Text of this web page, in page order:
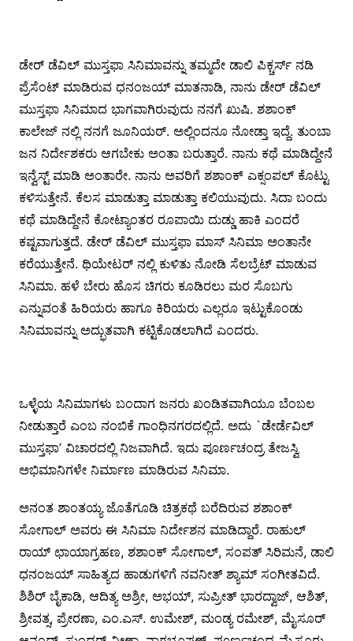
ಡೇರ್ ಡೆವಿಲ್ ಮುಸ್ತಫಾ ಸಿನಿಮಾವನ್ನು ತಮ್ಮದೇ ಡಾಲಿ ಪಿಕ್ಚರ್ಸ್ ನಡಿ
ಪ್ರೆಸೆಂಟ್ ಮಾಡಿರುವ ಧನಂಜಯ್ ಮಾತನಾಡಿ, ನಾನು ಡೇರ್ ಡೆವಿಲ್
ಮುಸ್ತಫಾ ಸಿನಿಮಾದ ಭಾಗವಾಗಿರುವುದು ನನಗೆ ಖುಷಿ. ಶಶಾಂಕ್
ಕಾಲೇಜ್ ನಲ್ಲಿ ನನಗೆ ಜೂನಿಯರ್. ಅಲ್ಲಿಂದನೂ ನೋಡ್ತಾ ಇದ್ದೆ. ತುಂಬಾ
ಜನ ನಿರ್ದೇಶಕರು ಆಗಬೇಕು ಅಂತಾ ಬರುತ್ತಾರೆ. ನಾನು ಕಥೆ ಮಾಡಿದ್ದೇನೆ
ಇನ್ವೆಸ್ಟ್ ಮಾಡಿ ಅಂತಾರೇ. ನಾನು ಅವರಿಗೆ ಶಶಾಂಕ್ ಎಕ್ಸಂಪಲ್ ಕೊಟ್ಟು
ಕಳಿಸುತ್ತೇನೆ. ಕೆಲಸ ಮಾಡುತ್ತಾ ಮಾಡುತ್ತಾ ಕಲಿಯುವುದು. ಸಿದಾ ಬಂದು
ಕಥೆ ಮಾಡಿದ್ದೇನೆ ಕೋಟ್ಯಾಂತರ ರೂಪಾಯಿ ದುಡ್ಡು ಹಾಕಿ ಎಂದರೆ
ಕಷ್ಟವಾಗುತ್ತದೆ. ಡೇರ್ ಡೆವಿಲ್ ಮುಸ್ತಫಾ ಮಾಸ್ ಸಿನಿಮಾ ಅಂತಾನೇ
ಕರೆಯುತ್ತೇನೆ. ಥಿಯೇಟರ್ ನಲ್ಲಿ ಕುಳಿತು ನೋಡಿ ಸೆಲಬ್ರೆಟ್ ಮಾಡುವ
ಸಿನಿಮಾ. ಹಳೆ ಬೇರು ಹೊಸ ಚಿಗರು ಕೂಡಿರಲು ಮರ ಸೊಬಗು
ಎನ್ನುವಂತೆ ಹಿರಿಯರು ಹಾಗೂ ಕಿರಿಯರು ಎಲ್ಲರೂ ಇಟ್ಟುಕೊಂಡು
ಸಿನಿಮಾವನ್ನು ಅದ್ಭುತವಾಗಿ ಕಟ್ಟಿಕೊಡಲಾಗಿದೆ ಎಂದರು.
ಒಳ್ಳೆಯ ಸಿನಿಮಾಗಳು ಬಂದಾಗ ಜನರು ಖಂಡಿತವಾಗಿಯೂ ಬೆಂಬಲ
ನೀಡುತ್ತಾರೆ ಎಂಬ ನಂಬಿಕೆ ಗಾಂಧಿನಗರದಲ್ಲಿದೆ. ಅದು `ಡೇರ್ಡೆವಿಲ್
ಮುಸ್ತಫಾ’ ವಿಚಾರದಲ್ಲಿ ನಿಜವಾಗಿದೆ. ಇದು ಪೂರ್ಣಚಂದ್ರ ತೇಜಸ್ವಿ
ಅಭಿಮಾನಿಗಳೇ ನಿರ್ಮಾಣ ಮಾಡಿರುವ ಸಿನಿಮಾ.
ಅನಂತ ಶಾಂತಯ್ಯ ಜೊತೆಗೂಡಿ ಚಿತ್ರಕಥೆ ಬರೆದಿರುವ ಶಶಾಂಕ್
ಸೋಗಾಲ್ ಅವರು ಈ ಸಿನಿಮಾ ನಿರ್ದೇಶನ ಮಾಡಿದ್ದಾರೆ. ರಾಹುಲ್
ರಾಯ್ ಛಾಯಾಗ್ರಹಣ, ಶಶಾಂಕ್ ಸೋಗಾಲ್, ಸಂಪತ್ ಸಿರಿಮನೆ, ಡಾಲಿ
ಧನಂಜಯ್ ಸಾಹಿತ್ಯದ ಹಾಡುಗಳಿಗೆ ನವನೀತ್ ಶ್ಯಾಮ್ ಸಂಗೀತವಿದೆ.
ಶಿಶಿರ್ ಬೈಕಾಡಿ, ಆದಿತ್ಯ ಅಶ್ರೀ, ಅಭಯ್, ಸುಪ್ರೀತ್ ಭಾರದ್ವಾಜ್, ಆಶಿತ್,
ಶ್ರೀವತ್ಸ, ಪ್ರೇರಣಾ, ಎಂ.ಎಸ್. ಉಮೇಶ್, ಮಂಡ್ಯ ರಮೇಶ್, ಮೈಸೂರ್